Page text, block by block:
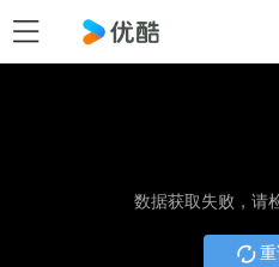
数据获取失败，请